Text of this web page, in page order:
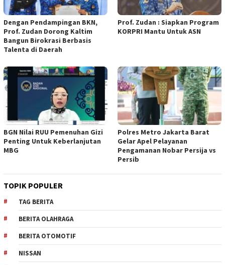
Dengan Pendampingan BKN,
Prof. Zudan Dorong Kaltim
Bangun Birokrasi Berbasis
Talenta di Daerah
Prof. Zudan : Siapkan Program
KORPRI Mantu Untuk ASN
BGN Nilai RUU Pemenuhan Gizi
Penting Untuk Keberlanjutan
MBG
Polres Metro Jakarta Barat
Gelar Apel Pelayanan
Pengamanan Nobar Persija vs
Persib
TOPIK POPULER
TAG BERITA
BERITA OLAHRAGA
BERITA OTOMOTIF
NISSAN